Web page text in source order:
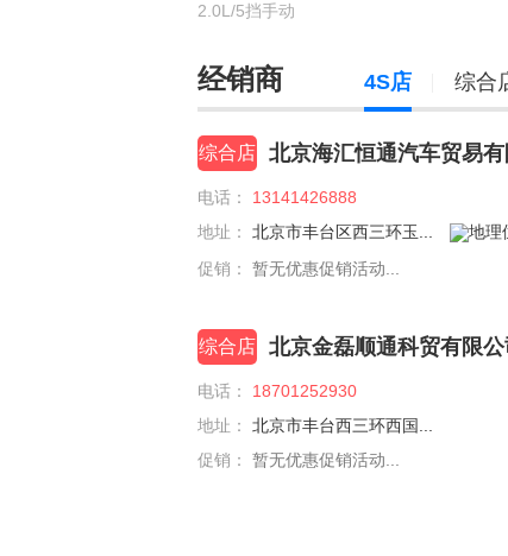
2.0L/5挡手动
经销商 4S店 综合
综合店 北京海汇恒通汽车贸易有
电话：
13141426888
地址：
北京市丰台区西三环玉...
促销：
暂无优惠促销活动...
综合店 北京金磊顺通科贸有限公
电话：
18701252930
地址：
北京市丰台西三环西国...
促销：
暂无优惠促销活动...